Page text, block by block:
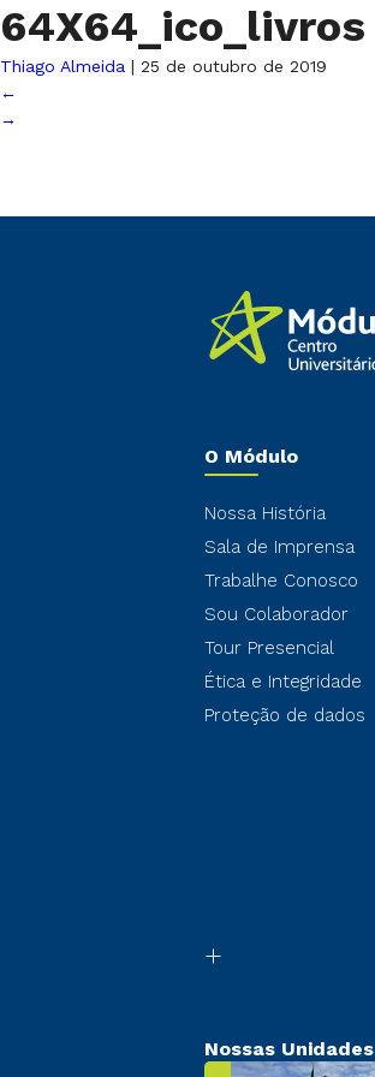
64X64_ico_livros
Thiago Almeida | 25 de outubro de 2019
←
→
O Módulo
Nossa História
Sala de Imprensa
Trabalhe Conosco
Sou Colaborador
Tour Presencial
Ética e Integridade
Proteção de dados
Nossas Unidades